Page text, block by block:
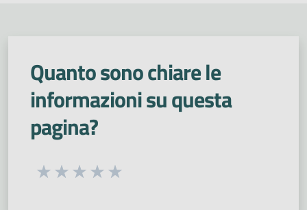
Quanto sono chiare le
informazioni su questa
pagina?
Seleziona una valutazione da 1 a 5 stelle